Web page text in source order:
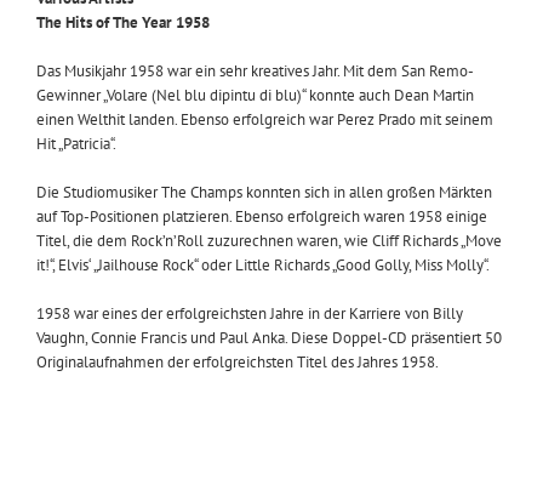
The Hits of The Year 1958
Das Musikjahr 1958 war ein sehr kreatives Jahr. Mit dem San Remo-
Gewinner „Volare (Nel blu dipintu di blu)“ konnte auch Dean Martin
einen Welthit landen. Ebenso erfolgreich war Perez Prado mit seinem
Hit „Patricia“.
Die Studiomusiker The Champs konnten sich in allen großen Märkten
auf Top-Positionen platzieren. Ebenso erfolgreich waren 1958 einige
Titel, die dem Rock’n’Roll zuzurechnen waren, wie Cliff Richards „Move
it!“, Elvis‘ „Jailhouse Rock“ oder Little Richards „Good Golly, Miss Molly“.
1958 war eines der erfolgreichsten Jahre in der Karriere von Billy
Vaughn, Connie Francis und Paul Anka. Diese Doppel-CD präsentiert 50
Originalaufnahmen der erfolgreichsten Titel des Jahres 1958.